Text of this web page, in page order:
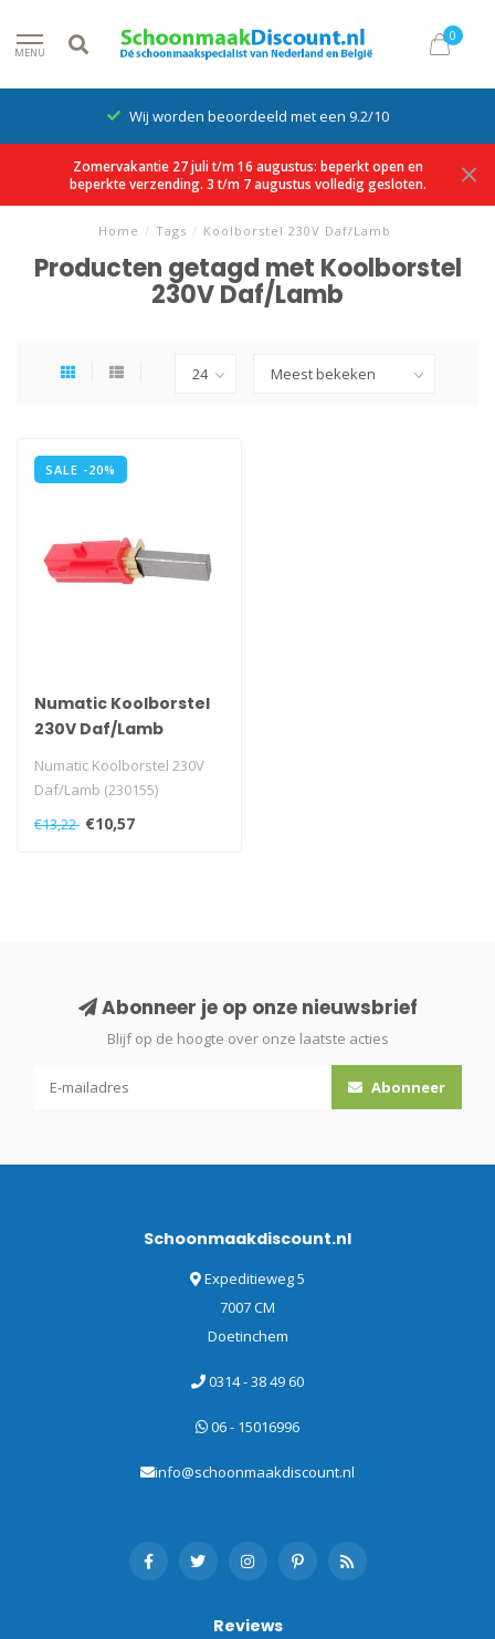
MENU
0
Wij worden beoordeeld met een 9.2/10
Zomervakantie 27 juli t/m 16 augustus: beperkt open en
beperkte verzending. 3 t/m 7 augustus volledig gesloten.
Home / Tags / Koolborstel 230V Daf/Lamb
Producten getagd met Koolborstel
230V Daf/Lamb
SALE -20%
Numatic Koolborstel
230V Daf/Lamb
Numatic Koolborstel 230V
Daf/Lamb (230155)
€13,22 €10,57
Abonneer je op onze nieuwsbrief
Blijf op de hoogte over onze laatste acties
Abonneer
Schoonmaakdiscount.nl
Expeditieweg 5
7007 CM
Doetinchem
0314 - 38 49 60
06 - 15016996
info@schoonmaakdiscount.nl
Reviews